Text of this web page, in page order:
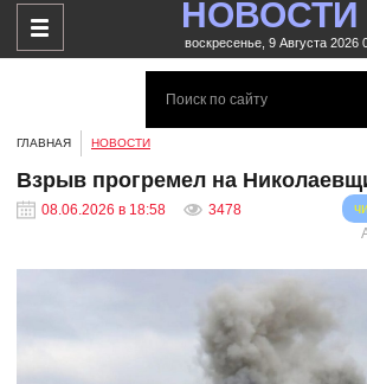
НОВОСТИ
воскресенье, 9 Августа 2026
ГЛАВНАЯ НОВОСТИ
Взрыв прогремел на
08.06.2026 в 18:58 3478